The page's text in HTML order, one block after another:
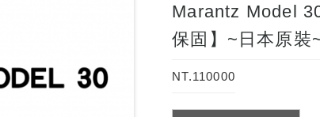
Marantz Model
保固】~日本原裝
NT.110000